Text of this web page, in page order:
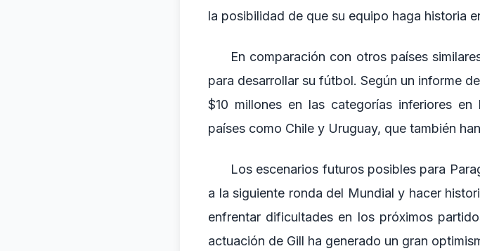
la posibilidad de que su equipo haga historia
En comparación con otros países
para desarrollar su fútbol. Según un informe
$10 millones en las categorías inferiores
países como Chile y Uruguay, que también
Los escenarios futuros posibles para
a la siguiente ronda del Mundial y hacer
enfrentar dificultades en los próximos
actuación de Gill ha generado un gran